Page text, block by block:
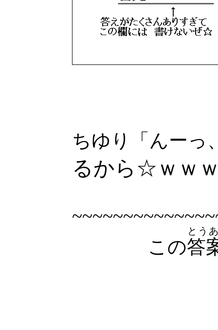
ちゆり「んーっ
るから☆ｗｗ
この答
とう